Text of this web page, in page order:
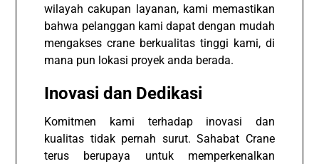
wilayah cakupan layanan, kami memastikan
bahwa pelanggan kami dapat dengan mudah
mengakses crane berkualitas tinggi kami, di
mana pun lokasi proyek anda berada.
Inovasi dan Dedikasi
Komitmen kami terhadap inovasi dan
kualitas tidak pernah surut. Sahabat Crane
terus berupaya untuk memperkenalkan